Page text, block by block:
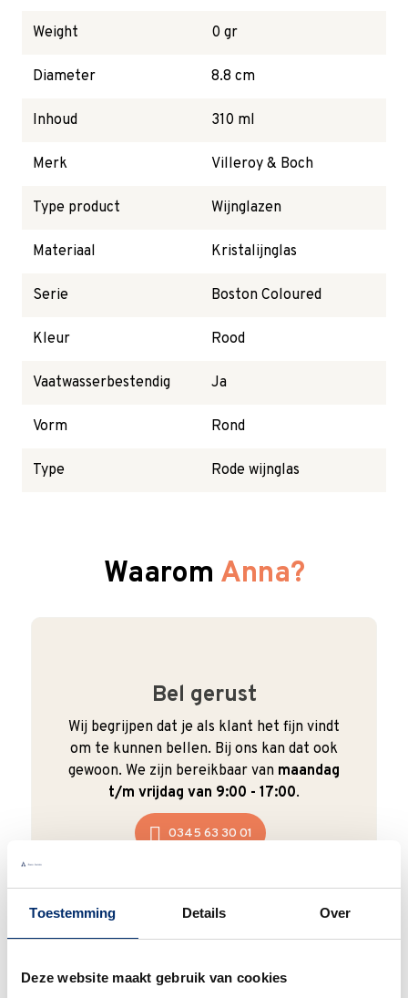
Toestemming Details Over
Deze website maakt gebruik van cookies
Weight 0 gr
Diameter 8.8 cm
Inhoud 310 ml
Merk Villeroy & Boch
Type product Wijnglazen
Materiaal Kristalijnglas
Serie Boston Coloured
Kleur Rood
Vaatwasserbestendig Ja
Vorm Rond
Type Rode wijnglas
Waarom Anna?
Bel gerust
Wij begrijpen dat je als klant het fijn vindt
om te kunnen bellen. Bij ons kan dat ook
gewoon. We zijn bereikbaar van maandag
t/m vrijdag van 9:00 - 17:00.
0345 63 30 01